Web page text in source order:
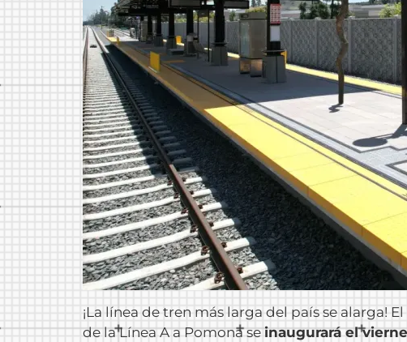
¡La línea de tren más larga del país se alarga!
de la Línea A a Pomona seinaugurará el